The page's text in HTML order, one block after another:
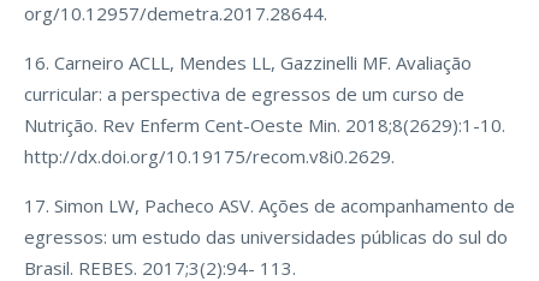
org/10.12957/demetra.2017.28644.
16. Carneiro ACLL, Mendes LL, Gazzinelli MF. Avaliação
curricular: a perspectiva de egressos de um curso de
Nutrição. Rev Enferm Cent-Oeste Min. 2018;8(2629):1-10.
http://dx.doi.org/10.19175/recom.v8i0.2629.
17. Simon LW, Pacheco ASV. Ações de acompanhamento de
egressos: um estudo das universidades públicas do sul do
Brasil. REBES. 2017;3(2):94- 113.